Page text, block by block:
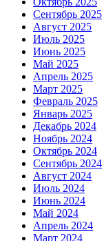
Сентябрь 2025
Август 2025
Июль 2025
Июнь 2025
Май 2025
Апрель 2025
Март 2025
Февраль 2025
Январь 2025
Декабрь 2024
Ноябрь 2024
Октябрь 2024
Сентябрь 2024
Август 2024
Июль 2024
Июнь 2024
Май 2024
Апрель 2024
Март 2024